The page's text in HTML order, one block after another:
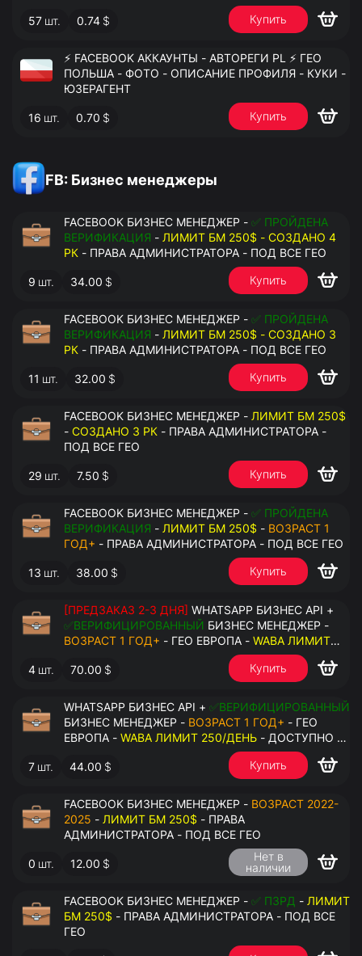
57 шт. 0.74 $ Купить
⚡️ FACEBOOK АККАУНТЫ - АВТОРЕГИ PL ⚡️ ГЕО
ПОЛЬША - ФОТО - ОПИСАНИЕ ПРОФИЛЯ - КУКИ -
ЮЗЕРАГЕНТ
16 шт. 0.70 $ Купить
FB: Бизнес менеджеры
FACEBOOK БИЗНЕС МЕНЕДЖЕР - ✅ ПРОЙДЕНА
ВЕРИФИКАЦИЯ - ЛИМИТ БМ 250$ - СОЗДАНО 4
РК - ПРАВА АДМИНИСТРАТОРА - ПОД ВСЕ ГЕО
9 шт. 34.00 $ Купить
FACEBOOK БИЗНЕС МЕНЕДЖЕР - ✅ ПРОЙДЕНА
ВЕРИФИКАЦИЯ - ЛИМИТ БМ 250$ - СОЗДАНО 3
РК - ПРАВА АДМИНИСТРАТОРА - ПОД ВСЕ ГЕО
11 шт. 32.00 $ Купить
FACEBOOK БИЗНЕС МЕНЕДЖЕР - ЛИМИТ БМ 250$
- СОЗДАНО 3 РК - ПРАВА АДМИНИСТРАТОРА -
ПОД ВСЕ ГЕО
29 шт. 7.50 $ Купить
FACEBOOK БИЗНЕС МЕНЕДЖЕР - ✅ ПРОЙДЕНА
ВЕРИФИКАЦИЯ - ЛИМИТ БМ 250$ - ВОЗРАСТ 1
ГОД+ - ПРАВА АДМИНИСТРАТОРА - ПОД ВСЕ ГЕО
13 шт. 38.00 $ Купить
[ПРЕДЗАКАЗ 2-3 ДНЯ] WHATSAPP БИЗНЕС API +
✅ВЕРИФИЦИРОВАННЫЙ БИЗНЕС МЕНЕДЖЕР -
ВОЗРАСТ 1 ГОД+ - ГЕО ЕВРОПА - WABA ЛИМИТ
- ДОСТУПНО К ПРИВЯЗКЕ ДО 20
НОМЕРОВ - ПРАВА АДМИНИСТРАТОРА
4 шт. 70.00 $ Купить
WHATSAPP БИЗНЕС API + ✅ВЕРИФИЦИРОВАННЫЙ
БИЗНЕС МЕНЕДЖЕР - ВОЗРАСТ 1 ГОД+ - ГЕО
ЕВРОПА - WABA ЛИМИТ 250/ДЕНЬ - ДОСТУПНО К
ПРИВЯЗКЕ ДО 2 НОМЕРОВ - ПРАВА
АДМИНИСТРАТОРА
7 шт. 44.00 $ Купить
FACEBOOK БИЗНЕС МЕНЕДЖЕР - ВОЗРАСТ 2022-
2025 - ЛИМИТ БМ 250$ - ПРАВА
АДМИНИСТРАТОРА - ПОД ВСЕ ГЕО
0 шт. 12.00 $
Нет в
наличии
FACEBOOK БИЗНЕС МЕНЕДЖЕР - ✅ ПЗРД - ЛИМИТ
БМ 250$ - ПРАВА АДМИНИСТРАТОРА - ПОД ВСЕ
ГЕО